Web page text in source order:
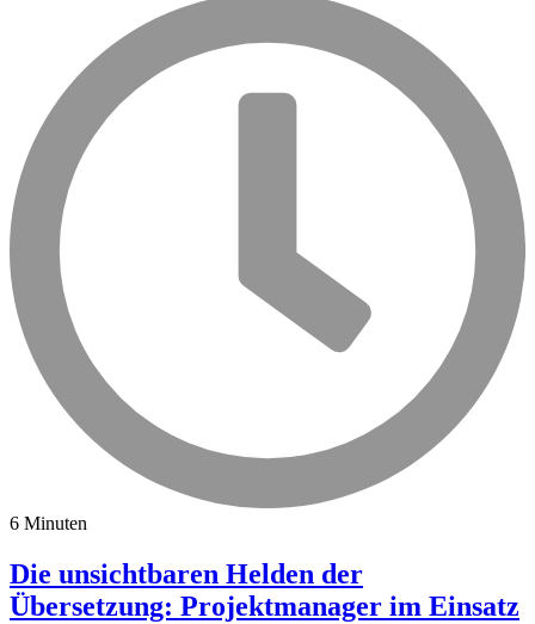
6 Minuten
Die unsichtbaren Helden der
Übersetzung: Projektmanager im Einsatz